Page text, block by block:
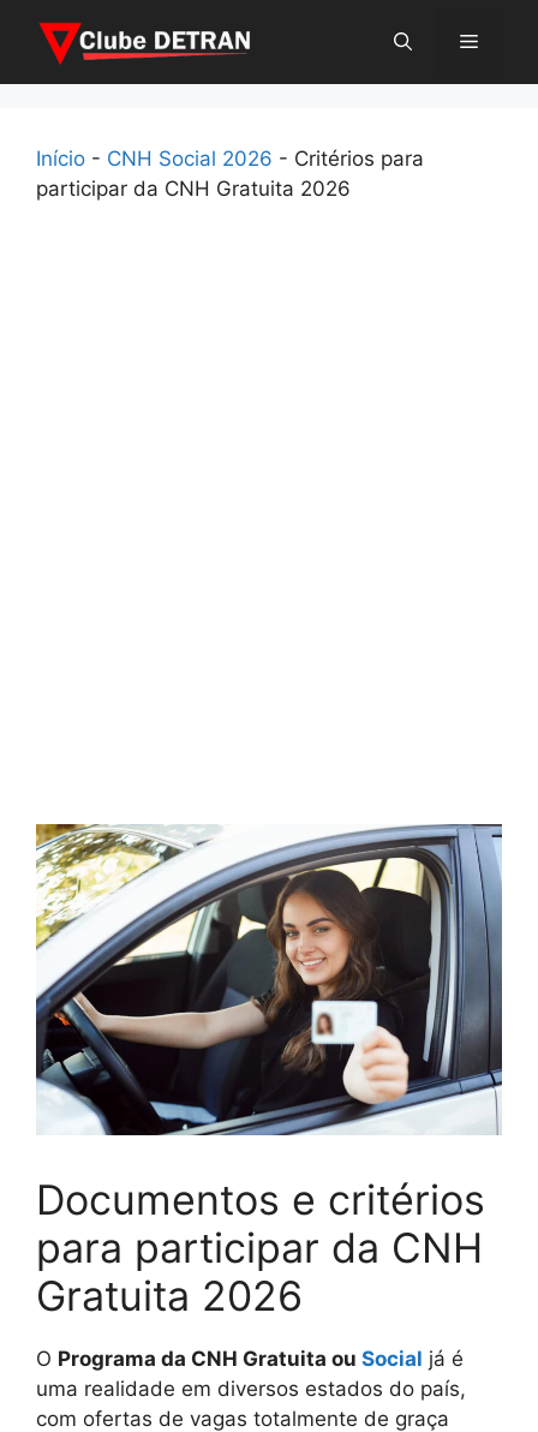
Menu
Início - CNH Social 2026 - Critérios para
participar da CNH Gratuita 2026
Documentos e critérios
para participar da CNH
Gratuita 2026
O Programa da CNH Gratuita ou Social já é
uma realidade em diversos estados do país,
com ofertas de vagas totalmente de graça